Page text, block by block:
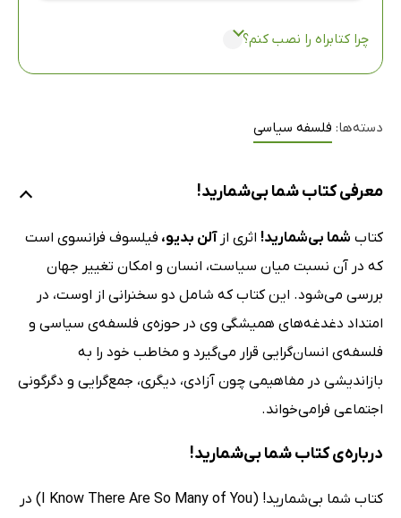
چرا کتابراه را نصب کنم؟
دسته‌ها: فلسفه سیاسی
معرفی کتاب شما بی‌شمارید!
کتاب شما بی‌شمارید! اثری ازآلن بدیو، فیلسوف فرانسوی است
که در آن نسبت میان سیاست، انسان و امکان تغییر جهان
بررسی می‌شود. این کتاب که شامل دو سخنرانی از اوست، در
امتداد دغدغه‌های همیشگی وی در حوزه‌ی فلسفه‌ی سیاسی و
فلسفه‌ی انسان‌گرایی قرار می‌گیرد و مخاطب خود را به
بازاندیشی در مفاهیمی چون آزادی، دیگری، جمع‌گرایی و دگرگونی
اجتماعی فرامی‌خواند.
درباره‌ی کتاب شما بی‌شمارید!
کتاب شما بی‌شمارید! (I Know There Are So Many of You) در